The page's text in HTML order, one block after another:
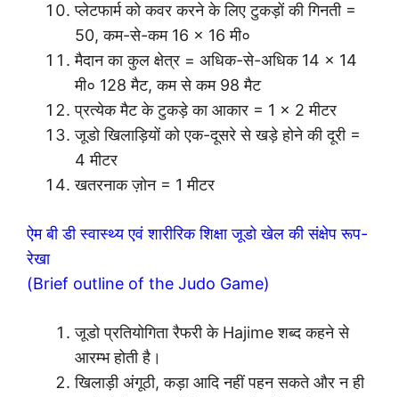
प्लेटफार्म को कवर करने के लिए टुकड़ों की गिनती =
50, कम-से-कम 16 × 16 मी०
मैदान का कुल क्षेत्र = अधिक-से-अधिक 14 × 14
मी० 128 मैट, कम से कम 98 मैट
प्रत्येक मैट के टुकड़े का आकार = 1 × 2 मीटर
जूडो खिलाड़ियों को एक-दूसरे से खड़े होने की दूरी =
4 मीटर
खतरनाक ज़ोन = 1 मीटर
ऐम बी डी स्वास्थ्य एवं शारीरिक शिक्षा जूडो खेल की संक्षेप रूप-
रेखा
(Brief outline of the Judo Game)
जूडो प्रतियोगिता रैफरी के Hajime शब्द कहने से
आरम्भ होती है।
खिलाड़ी अंगूठी, कड़ा आदि नहीं पहन सकते और न ही